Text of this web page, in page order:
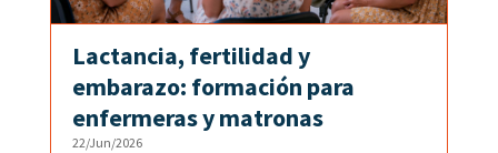
Lactancia, fertilidad y
embarazo: formación para
enfermeras y matronas
22/Jun/2026